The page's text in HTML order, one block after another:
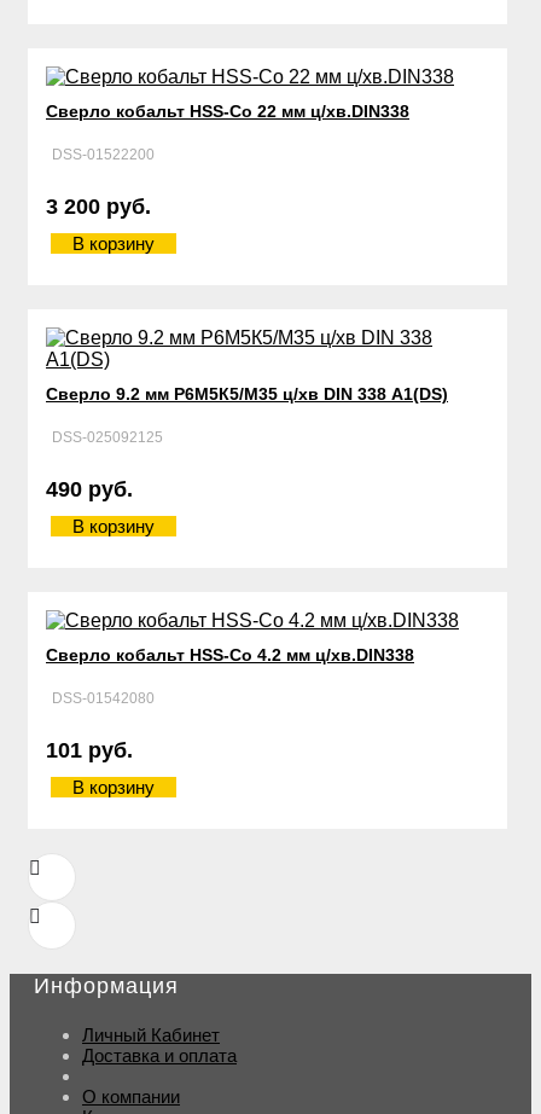
Сверло кобальт HSS-Со 22 мм ц/хв.DIN338
DSS-01522200
3 200 руб.
В корзину
Сверло 9.2 мм Р6М5К5/М35 ц/хв DIN 338 А1(DS)
DSS-025092125
490 руб.
В корзину
Сверло кобальт HSS-Со 4.2 мм ц/хв.DIN338
DSS-01542080
101 руб.
В корзину
Информация
Личный Кабинет
Доставка и оплата
О компании